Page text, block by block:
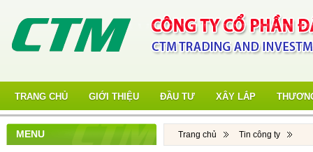
TRANG CHỦ GIỚI THIỆU ĐẦU TƯ XÂY LẮP
MENU Trang chủ Tin công ty